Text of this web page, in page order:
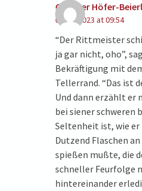
Gunther Höfer-
07/26/2023 at 09:54
“Der Rittmeister
ja gar nicht, oho”,
Bekräftigung mit
Tellerrand. “Das ist
Und dann erzählt er
bei siener schweren
Seltenheit ist, wie
Dutzend Flaschen
spießen mußte, die
schneller Feurfolge
hintereinander